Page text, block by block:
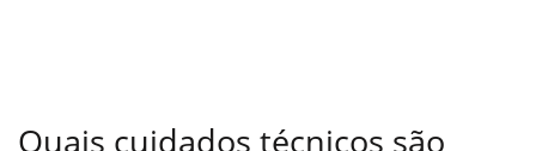
Quais cuidados técnicos são